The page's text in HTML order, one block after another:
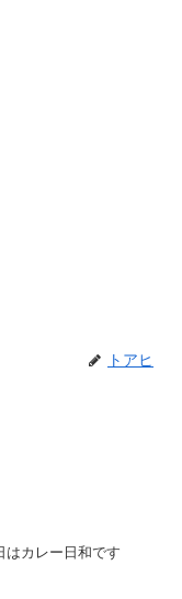
トアヒ
はカレー日和です